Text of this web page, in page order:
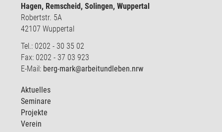
Hagen, Remscheid, Solingen, Wuppertal
Robertstr. 5A
42107 Wuppertal
Tel.: 0202 - 30 35 02
Fax: 0202 - 37 03 923
E-Mail: berg-mark@arbeitundleben.nrw
Aktuelles
Seminare
Projekte
Verein